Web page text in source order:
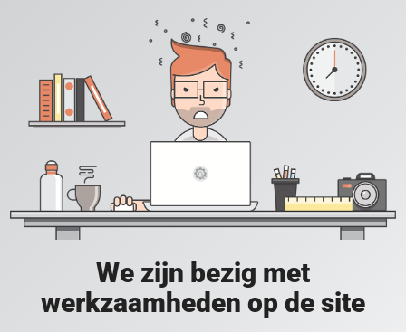
We zijn bezig met
werkzaamheden op de site